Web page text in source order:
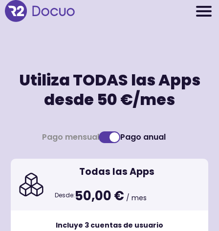
Utiliza TODAS las Apps
desde 50 €/mes
Pago mensual Pago anual
Todas las Apps
Desde:50,00€ / mes
Incluye 3 cuentas de usuario